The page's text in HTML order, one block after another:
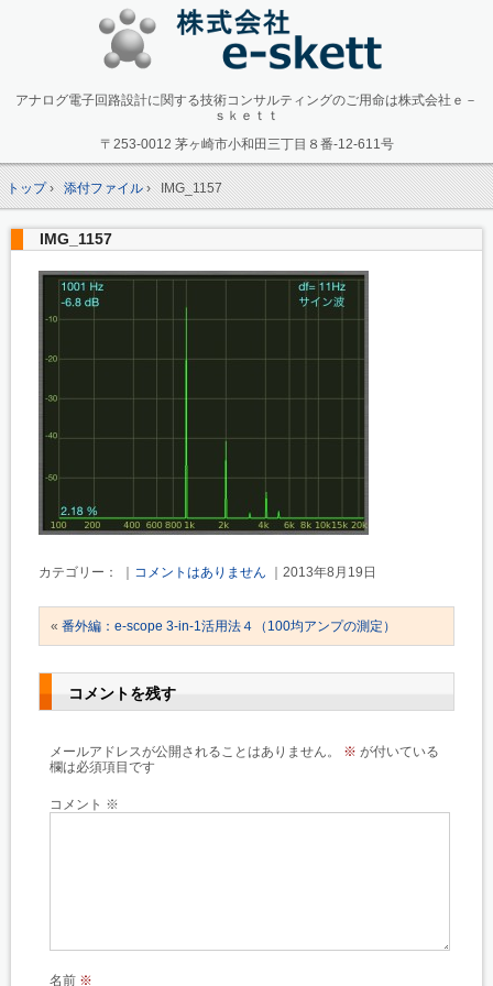
アナログ電子回路設計に関する技術コンサルティングのご用命は株式会社ｅ－
ｓｋｅｔｔ
〒253-0012 茅ヶ崎市小和田三丁目８番-12-611号
トップ› 添付ファイル› IMG_1157
IMG_1157
カテゴリー： ｜ コメントはありません ｜2013年8月19日
« 番外編：e-scope 3-in-1活用法４（100均アンプの測定）
コメントを残す
メールアドレスが公開されることはありません。 ※ が付いている
欄は必須項目です
コメント ※
名前 ※